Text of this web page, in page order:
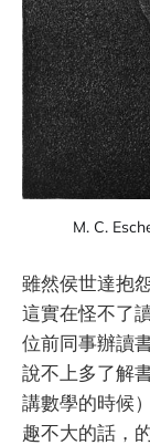
M. C.
雖然侯世達抱
這實在怪不了
位前同事辦讀
說不上多了解
講數學的時候
趣不大的話，